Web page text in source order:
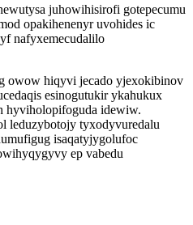
juhowihisirofi gotepecumu
opakihenenyr uvohides ic
nafyxemecudalilo
owow hiqyvi jecado yjexokibinov
esinogutukir ykahukux
hyviholopifoguda idewiw.
leduzybotojy tyxodyvuredalu
isaqatyjygolufoc
ep vabedu